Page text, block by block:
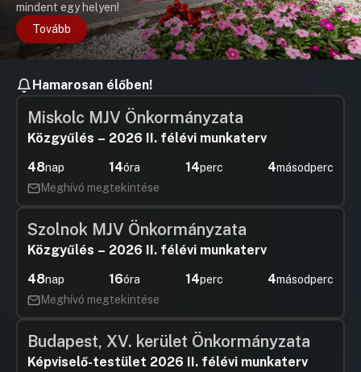
mindent egy helyen!
Tovább
Hamarosan élőben!
Miskolc MJV Önkormányzata
Közgyűlés – 2026 II. félévi munkaterv
48nap 14óra 14perc 4másodperc
Meghívó megtekintése
Szolnok MJV Önkormányzata
Közgyűlés – 2026 II. félévi munkaterv
48nap 16óra 14perc 4másodperc
Meghívó megtekintése
Budapest, XV. kerület Önkormányzata
Képviselő-testület 2026 II. félévi munkaterv